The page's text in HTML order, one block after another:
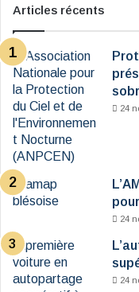
Articles récents
24
24
24